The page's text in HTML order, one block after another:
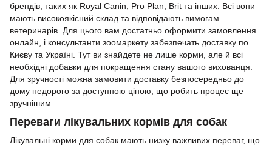
брендів, таких як Royal Canin, Pro Plan, Brit та інших. Всі вони
мають високоякісний склад та відповідають вимогам
ветеринарів. Для цього вам достатньо оформити замовлення
онлайн, і консультанти зоомаркету забезпечать доставку по
Києву та Україні. Тут ви знайдете не лише корми, але й всі
необхідні добавки для покращення стану вашого вихованця.
Для зручності можна замовити доставку безпосередньо до
дому недорого за доступною ціною, що робить процес ще
зручнішим.
Переваги лікувальних кормів для собак
Лікувальні корми для собак мають низку важливих переваг, що